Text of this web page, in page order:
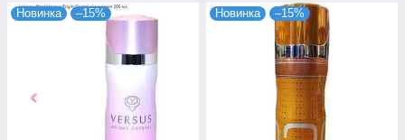
Новинка –15% Новинка –15%